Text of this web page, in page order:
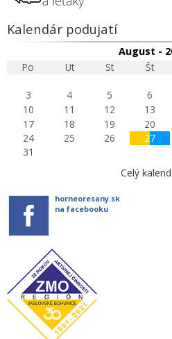
Kalendár podujatí
August -
Po
Ut St Št
3
4 5 6
10
11 12 13
17
18 19 20
24
25 26 27
31
Celý
horneoresany.sk
na facebooku